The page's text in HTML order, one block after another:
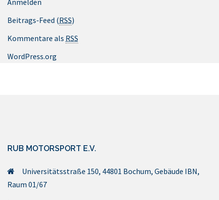
Anmelden
Beitrags-Feed (RSS)
Kommentare als RSS
WordPress.org
RUB MOTORSPORT E.V.
Universitätsstraße 150, 44801 Bochum, Gebäude IBN,
Raum 01/67